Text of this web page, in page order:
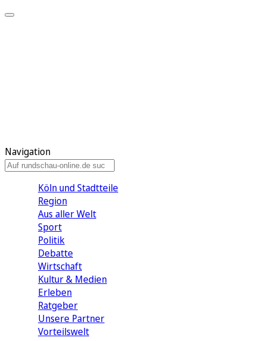
Navigation
Köln und Stadtteile
Region
Aus aller Welt
Sport
Politik
Debatte
Wirtschaft
Kultur & Medien
Erleben
Ratgeber
Unsere Partner
Vorteilswelt